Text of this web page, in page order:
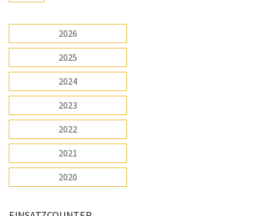
2026
2025
2024
2023
2022
2021
2020